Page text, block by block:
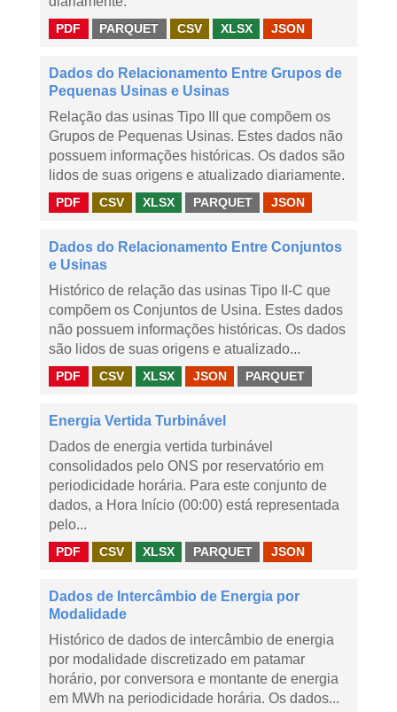
PDF PARQUET CSV XLSX JSON
Dados do Relacionamento Entre Grupos de
Pequenas Usinas e Usinas
Relação das usinas Tipo III que compõem os
Grupos de Pequenas Usinas. Estes dados não
possuem informações históricas. Os dados são
lidos de suas origens e atualizado diariamente.
PDF CSV XLSX PARQUET JSON
Dados do Relacionamento Entre Conjuntos
e Usinas
Histórico de relação das usinas Tipo II-C que
compõem os Conjuntos de Usina. Estes dados
não possuem informações históricas. Os dados
são lidos de suas origens e atualizado...
PDF CSV XLSX JSON PARQUET
Energia Vertida Turbinável
Dados de energia vertida turbinável
consolidados pelo ONS por reservatório em
periodicidade horária. Para este conjunto de
dados, a Hora Início (00:00) está representada
pelo...
PDF CSV XLSX PARQUET JSON
Dados de Intercâmbio de Energia por
Modalidade
Histórico de dados de intercâmbio de energia
por modalidade discretizado em patamar
horário, por conversora e montante de energia
em MWh na periodicidade horária. Os dados...